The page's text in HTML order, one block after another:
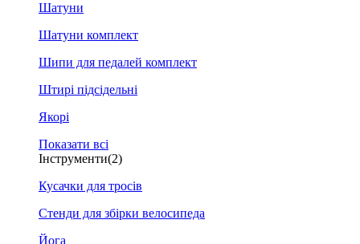
Шатуни
Шатуни комплект
Шипи для педалей комплект
Штирі підсідельні
Якорі
Показати всі
Інструменти(2)
Кусачки для тросів
Стенди для збірки велосипеда
Йога